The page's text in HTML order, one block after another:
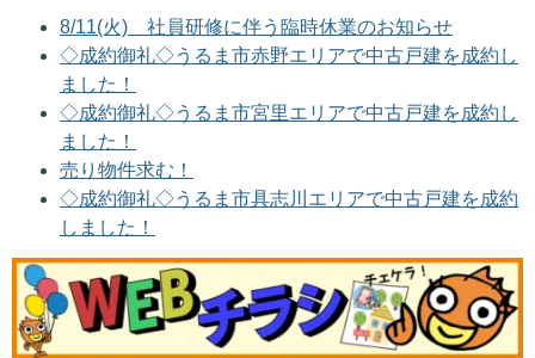
8/11(火) 社員研修に伴う臨時休業のお知らせ
◇成約御礼◇うるま市赤野エリアで中古戸建を成約し
ました！
◇成約御礼◇うるま市宮里エリアで中古戸建を成約し
ました！
売り物件求む！
◇成約御礼◇うるま市具志川エリアで中古戸建を成約
しました！